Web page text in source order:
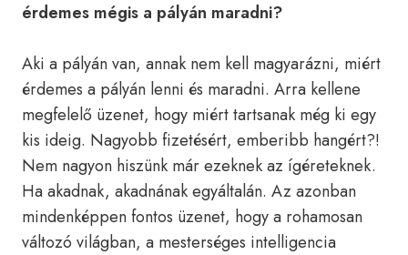
érdemes mégis a pályán maradni?
Aki a pályán van, annak nem kell magyarázni, miért
érdemes a pályán lenni és maradni. Arra kellene
megfelelő üzenet, hogy miért tartsanak még ki egy
kis ideig. Nagyobb fizetésért, emberibb hangért?!
Nem nagyon hiszünk már ezeknek az ígéreteknek.
Ha akadnak, akadnának egyáltalán. Az azonban
mindenképpen fontos üzenet, hogy a rohamosan
változó világban, a mesterséges intelligencia